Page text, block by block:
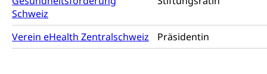
Schweiz
Verein eHealth Zentralschweiz Präsidentin
Gesundheitsförderung
Jugend+Sport
Freiwilliger Schulsport
Viehzucht
Tierschutz
Todesfall